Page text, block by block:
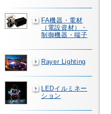
FA機器・電材
（電設資材）・
制御機器・端子
Rayer Lighting
LEDイルミネー
ション